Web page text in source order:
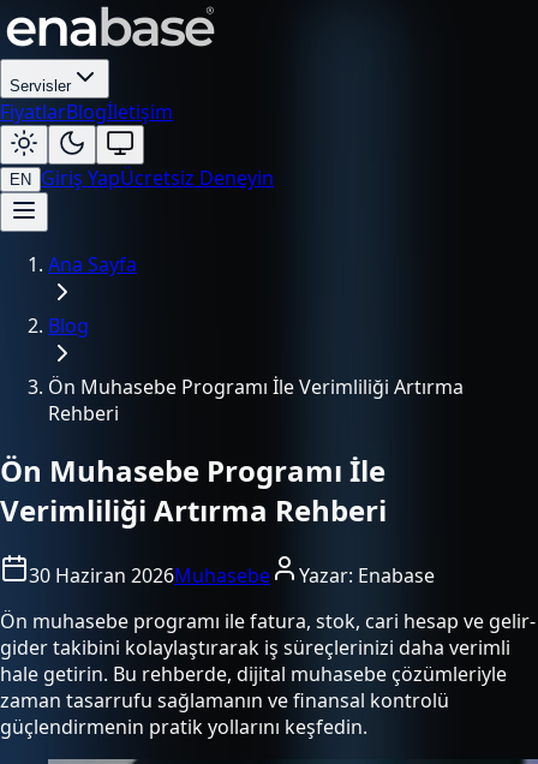
Servisler
FiyatlarBlogİletişim
EN Giriş YapÜcretsiz Deneyin
Ana Sayfa
Blog
Ön Muhasebe Programı İle Verimliliği Artırma
Rehberi
Ön Muhasebe Programı İle
Verimliliği Artırma Rehberi
30 Haziran 2026Muhasebe Yazar: Enabase
Ön muhasebe programı ile fatura, stok, cari hesap ve gelir-
gider takibini kolaylaştırarak iş süreçlerinizi daha verimli
hale getirin. Bu rehberde, dijital muhasebe çözümleriyle
zaman tasarrufu sağlamanın ve finansal kontrolü
güçlendirmenin pratik yollarını keşfedin.